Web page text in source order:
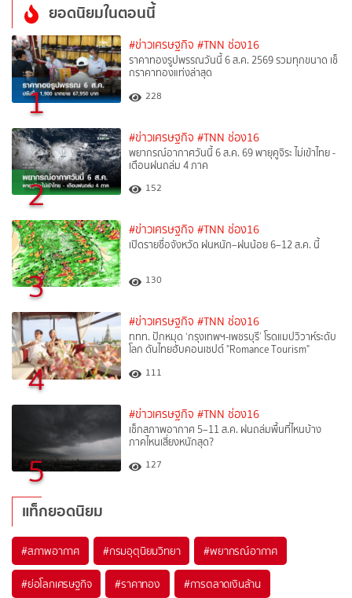
ยอดนิยมในตอนนี้
1
#ข่าวเศรษฐกิจ #TNN ช่อง16
ราคาทองรูปพรรณวันนี้ 6 ส.ค. 2569 รวมทุกขนาด เช็
กราคาทองแท่งล่าสุด
228
2
#ข่าวเศรษฐกิจ #TNN ช่อง16
พยากรณ์อากาศวันนี้ 6 ส.ค. 69 พายุคูจิระ ไม่เข้าไทย -
เตือนฝนถล่ม 4 ภาค
152
3
#ข่าวเศรษฐกิจ #TNN ช่อง16
เปิดรายชื่อจังหวัด ฝนหนัก–ฝนน้อย 6–12 ส.ค. นี้
130
4
#ข่าวเศรษฐกิจ #TNN ช่อง16
ททท. ปักหมุด ‘กรุงเทพฯ-เพชรบุรี’ โรดแมปวิวาห์ระดับ
โลก ดันไทยฮับคอนเซปต์ "Romance Tourism"
111
5
#ข่าวเศรษฐกิจ #TNN ช่อง16
เช็กสภาพอากาศ 5–11 ส.ค. ฝนถล่มพื้นที่ไหนบ้าง
ภาคไหนเสี่ยงหนักสุด?
127
แท็กยอดนิยม
#สภาพอากาศ #กรมอุตุนิยมวิทยา #พยากรณ์อากาศ
#ย่อโลกเศรษฐกิจ #ราคาทอง #การตลาดเงินล้าน